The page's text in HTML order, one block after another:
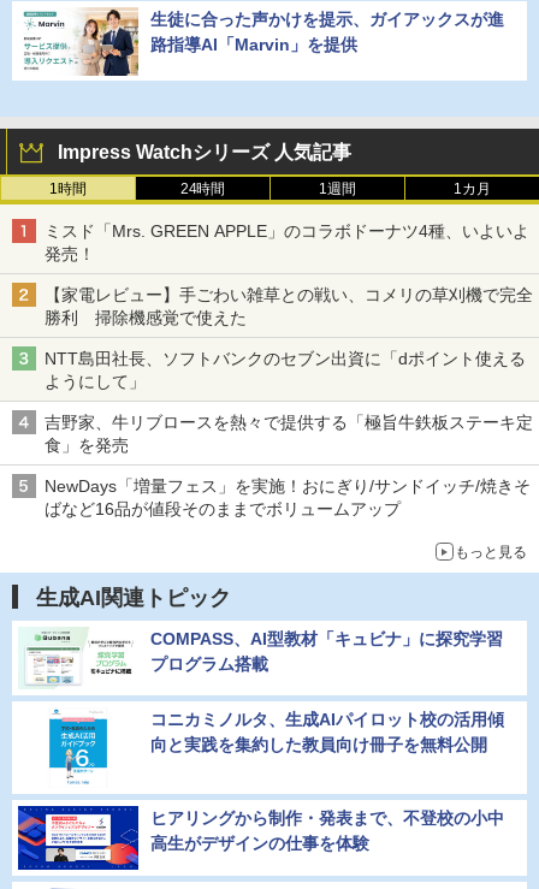
生徒に合った声かけを提示、ガイアックスが進
路指導AI「Marvin」を提供
Impress Watchシリーズ 人気記事
1時間 24時間 1週間 1カ月
ミスド「Mrs. GREEN APPLE」のコラボドーナツ4種、いよいよ
発売！
【家電レビュー】手ごわい雑草との戦い、コメリの草刈機で完全
勝利 掃除機感覚で使えた
NTT島田社長、ソフトバンクのセブン出資に「dポイント使える
ようにして」
吉野家、牛リブロースを熱々で提供する「極旨牛鉄板ステーキ定
食」を発売
NewDays「増量フェス」を実施！おにぎり/サンドイッチ/焼きそ
ばなど16品が値段そのままでボリュームアップ
もっと見る
生成AI関連トピック
COMPASS、AI型教材「キュビナ」に探究学習
プログラム搭載
コニカミノルタ、生成AIパイロット校の活用傾
向と実践を集約した教員向け冊子を無料公開
ヒアリングから制作・発表まで、不登校の小中
高生がデザインの仕事を体験